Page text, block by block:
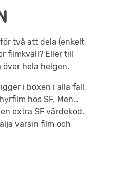
två att dela (enkelt
filmkväll? Eller till
hela helgen.
i boxen i alla fall,
hos SF. Men…
extra SF värdekod,
varsin film och